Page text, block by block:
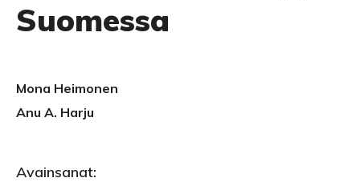
Suomessa
Mona Heimonen
Anu A. Harju
Avainsanat: